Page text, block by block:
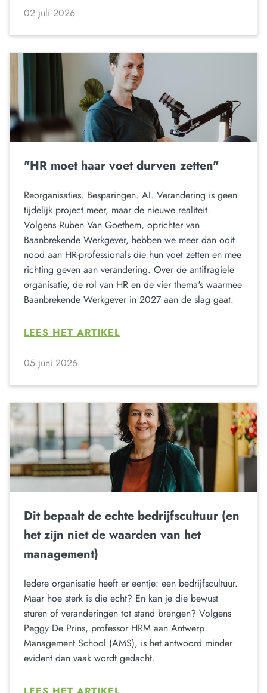
02 juli 2026
"HR moet haar voet durven zetten"
Reorganisaties. Besparingen. AI. Verandering is geen
tijdelijk project meer, maar de nieuwe realiteit.
Volgens Ruben Van Goethem, oprichter van
Baanbrekende Werkgever, hebben we meer dan ooit
nood aan HR-professionals die hun voet zetten en mee
richting geven aan verandering. Over de antifragiele
organisatie, de rol van HR en de vier thema's waarmee
Baanbrekende Werkgever in 2027 aan de slag gaat.
LEES HET ARTIKEL
05 juni 2026
Dit bepaalt de echte bedrijfscultuur (en
het zijn niet de waarden van het
management)
Iedere organisatie heeft er eentje: een bedrijfscultuur.
Maar hoe sterk is die echt? En kan je die bewust
sturen of veranderingen tot stand brengen? Volgens
Peggy De Prins, professor HRM aan Antwerp
Management School (AMS), is het antwoord minder
evident dan vaak wordt gedacht.